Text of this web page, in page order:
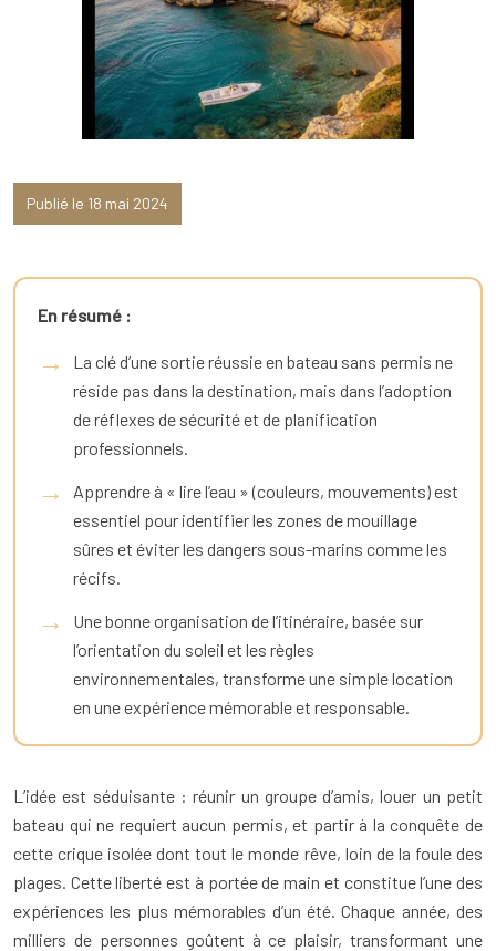
Publié le 18 mai 2024
En résumé :
La clé d’une sortie réussie en bateau sans permis ne
réside pas dans la destination, mais dans l’adoption
de réflexes de sécurité et de planification
professionnels.
Apprendre à « lire l’eau » (couleurs, mouvements) est
essentiel pour identifier les zones de mouillage
sûres et éviter les dangers sous-marins comme les
récifs.
Une bonne organisation de l’itinéraire, basée sur
l’orientation du soleil et les règles
environnementales, transforme une simple location
en une expérience mémorable et responsable.
L’idée est séduisante : réunir un groupe d’amis, louer un petit
bateau qui ne requiert aucun permis, et partir à la conquête de
cette crique isolée dont tout le monde rêve, loin de la foule des
plages. Cette liberté est à portée de main et constitue l’une des
expériences les plus mémorables d’un été. Chaque année, des
milliers de personnes goûtent à ce plaisir, transformant une